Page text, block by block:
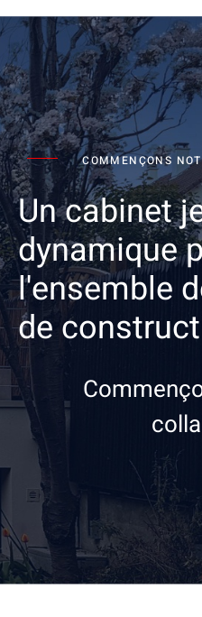
COMMENÇONS
Un cabinet
dynamique
l'ensemble
de